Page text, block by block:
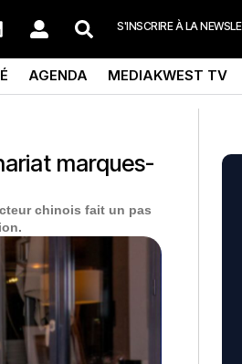
S'INSCRIRE À LA
AGENDA MEDIAKWEST TV
marques-
chinois fait un pas